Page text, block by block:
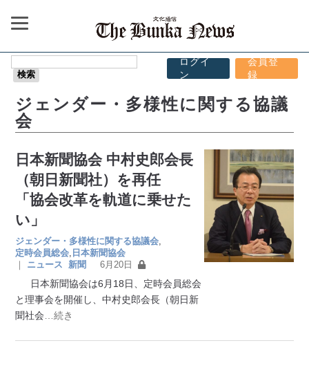
ログイ
ン
会員登
録
ジェンダー・多様性に関する協議
会
日本新聞協会 中村史郎会長
（朝日新聞社）を再任
「協会改革を軌道に乗せた
い」
ジェンダー・多様性に関する協議会
定時会員総会 日本新聞協会
｜
ニュース 新聞 6月20日
日本新聞協会は6月18日、定時会員総会
と理事会を開催し、中村史郎会長（朝日新
聞社会 …続き